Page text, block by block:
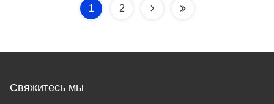
камеры с высоким
разрешением
1 2
Свяжитесь мы